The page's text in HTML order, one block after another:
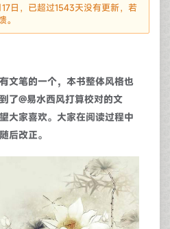
日，已超过1543天没有更新，若
文笔的一个，本书整体风格也
了@易水西风打算校对的文
大家喜欢。大家在阅读过程中
后改正。